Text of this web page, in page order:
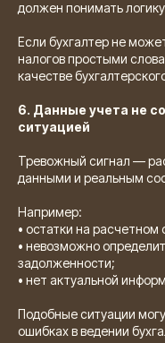
должен понимать
Если бухгалтер не
налогов простыми
качестве
6. Данные учета не
ситуацией
Тревожный сигнал —
данными и реальным
Например:
• остатки на
• невозможно
задолженности;
• нет актуальной
Подобные ситуации
ошибках в ведении